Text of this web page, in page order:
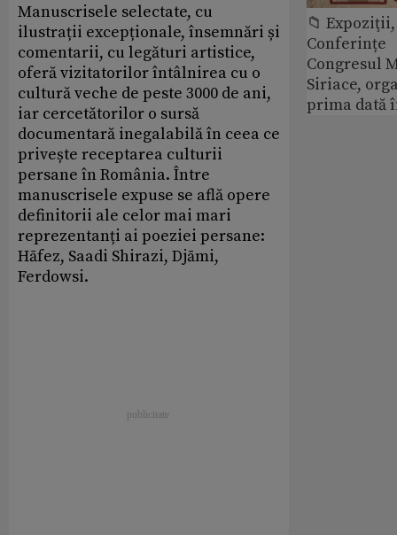
Manuscrisele selectate, cu
ilustrații excepționale, însemnări și
comentarii, cu legături artistice,
oferă vizitatorilor întâlnirea cu o
cultură veche de peste 3000 de ani,
iar cercetătorilor o sursă
documentară inegalabilă în ceea ce
privește receptarea culturii
persane în România. Între
manuscrisele expuse se află opere
definitorii ale celor mai mari
reprezentanți ai poeziei persane:
Hāfez, Saadi Shirazi, Djāmi,
Ferdowsi.
📁
Conferințe
Congresul
Siriace,
prima dată